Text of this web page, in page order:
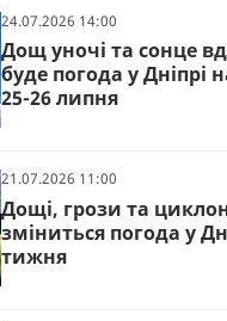
24.07.2026 14:00
Дощ уночі та сонце
буде погода у Дніпрі
25-26 липня
21.07.2026 11:00
Дощі, грози та
зміниться погода у
тижня